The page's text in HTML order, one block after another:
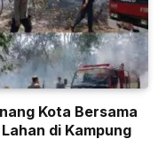
Kota Bersama
di Kampung